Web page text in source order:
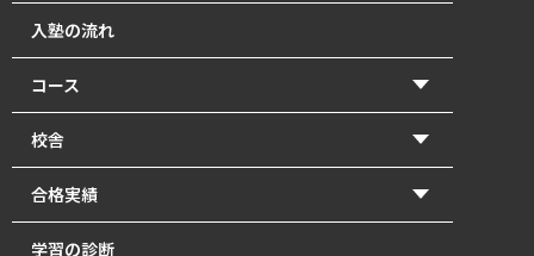
入塾の流れ
コース
【2026年度前期】小学5・6年生(北中受験コース)
【2026年度前期】小学5・6年生(一般進学コース)
【2026年度前期】中学1･2年生
校舎
香東校（円座町）
合格実績
2026年 高校入試 合格体験記
学習の診断